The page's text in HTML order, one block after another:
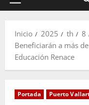
Menú
Inicio 2025 th
8
Beneficiarán a más
Educación Renace
Portada Puerto